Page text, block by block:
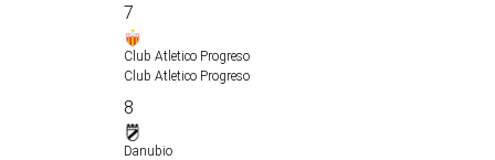
7
Club Atletico Progreso
Club Atletico Progreso
8
Danubio